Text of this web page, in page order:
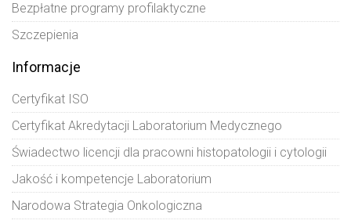
Bezpłatne programy profilaktyczne
Szczepienia
Informacje
Certyfikat ISO
Certyfikat Akredytacji Laboratorium Medycznego
Świadectwo licencji dla pracowni histopatologii i cytologii
Jakość i kompetencje Laboratorium
Narodowa Strategia Onkologiczna